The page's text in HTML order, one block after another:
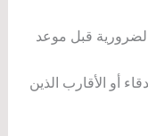
قبل موعد
أو الأقارب الذين